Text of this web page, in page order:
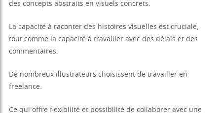
des concepts abstraits en visuels concrets.
La capacité à raconter des histoires visuelles est cruciale,
tout comme la capacité à travailler avec des délais et des
commentaires.
De nombreux illustrateurs choisissent de travailler en
freelance.
Ce qui offre flexibilité et possibilité de collaborer avec une